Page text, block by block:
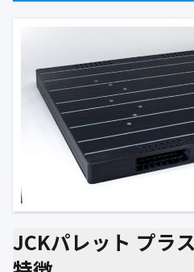
JCKパレット プラ